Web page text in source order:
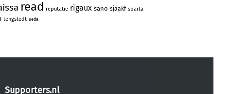
read reputatie rigaux sano sjaakf sparta
tengstedt ueda
Supporters.nl